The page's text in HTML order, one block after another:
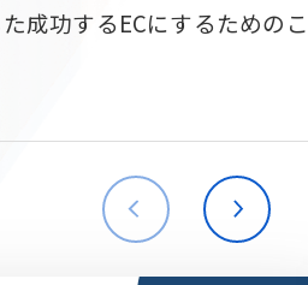
ト構築 海外進出・現地
成功するECにするためのこ